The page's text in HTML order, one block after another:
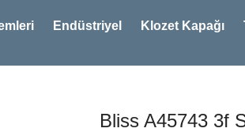
Endüstriyel Klozet Kapağı
Bliss A45743 3f